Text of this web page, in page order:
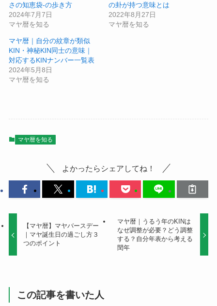
さの知恵袋-の歩き方
2024年7月7日
マヤ暦を知る
の卦が持つ意味とは
2022年8月27日
マヤ暦を知る
マヤ暦｜自分の紋章が類似
KIN・神秘KIN同士の意味｜
対応するKINナンバー一覧表
2024年5月8日
マヤ暦を知る
マヤ暦を知る
よかったらシェアしてね！
【マヤ暦】マヤバースデー
｜マヤ誕生日の過ごし方３
つのポイント
マヤ暦｜うるう年のKINは
なぜ調整が必要？どう調整
する？自分年表から考える
閏年
この記事を書いた人